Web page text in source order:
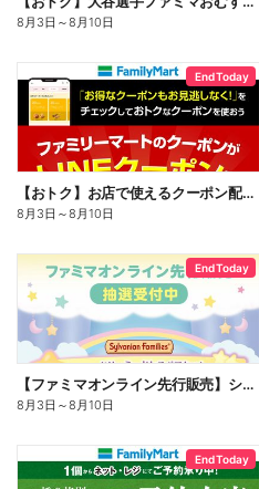
8月3日 ～8月10日
End Today
【おトク】お店で使えるクーポン配信中
8月3日 ～8月10日
End Today
【ファミマオンライン先行販売】シルバニアファミリー
8月3日 ～8月10日
End Today